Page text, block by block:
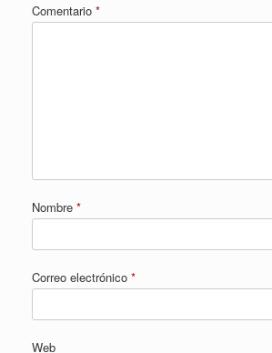
Comentario *
Nombre *
Correo electrónico *
Web